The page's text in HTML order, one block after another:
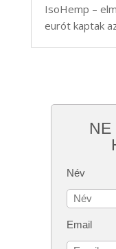
IsoHemp –
eurót kaptak
NE
Név
Email